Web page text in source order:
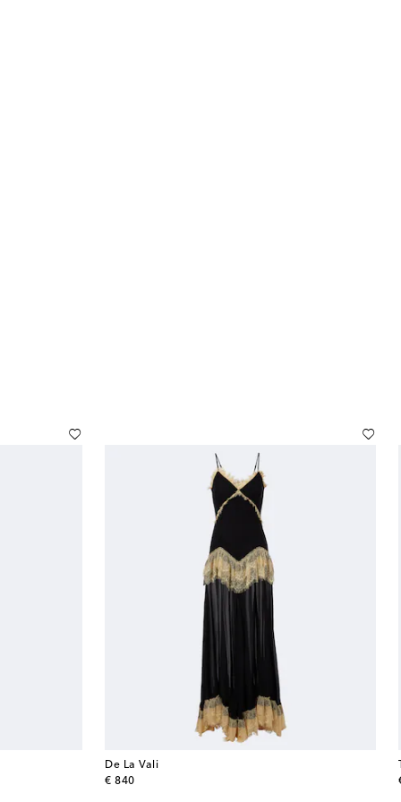
De La Vali
€ 840
original price